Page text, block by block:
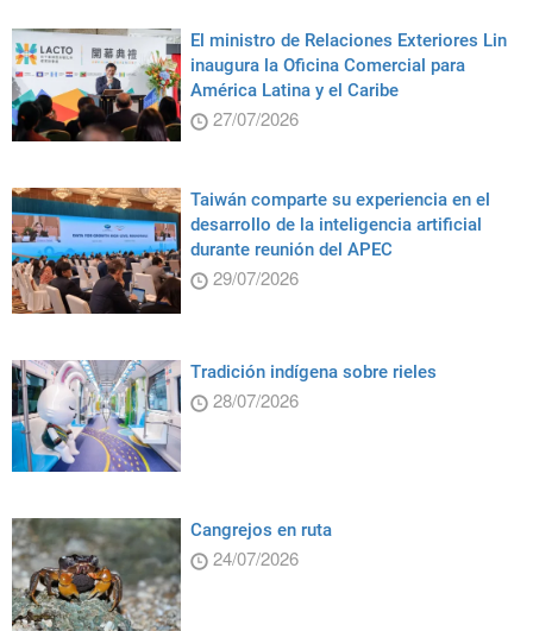
El ministro de Relaciones Exteriores Lin
inaugura la Oficina Comercial para
América Latina y el Caribe
27/07/2026
Taiwán comparte su experiencia en el
desarrollo de la inteligencia artificial
durante reunión del APEC
29/07/2026
Tradición indígena sobre rieles
28/07/2026
Cangrejos en ruta
24/07/2026